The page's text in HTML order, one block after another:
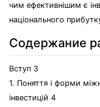
чим ефективнішим є
національного
Содержание
Вступ 3
1. Поняття і форми
інвестицій 4